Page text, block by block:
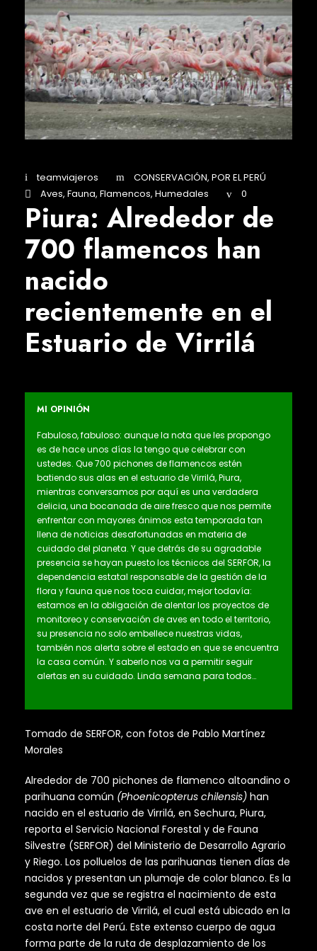
teamviajeros CONSERVACIÓN, POR EL PERÚ
Aves, Fauna, Flamencos, Humedales 0
Piura: Alrededor de
700 flamencos han
nacido
recientemente en el
Estuario de Virrilá
MI OPINIÓN
Fabuloso, fabuloso: aunque la nota que les propongo
es de hace unos días la tengo que celebrar con
ustedes. Que 700 pichones de flamencos estén
batiendo sus alas en el estuario de Virrilá, Piura,
mientras conversamos por aquí es una verdadera
delicia, una bocanada de aire fresco que nos permite
enfrentar con mayores ánimos esta temporada tan
llena de noticias desafortunadas en materia de
cuidado del planeta. Y que detrás de su agradable
presencia se hayan puesto los técnicos del SERFOR, la
dependencia estatal responsable de la gestión de la
flora y fauna que nos toca cuidar, mejor todavía:
estamos en la obligación de alentar los proyectos de
monitoreo y conservación de aves en todo el territorio,
su presencia no solo embellece nuestras vidas,
también nos alerta sobre el estado en que se encuentra
la casa común. Y saberlo nos va a permitir seguir
alertas en su cuidado. Linda semana para todos…
Tomado de SERFOR, con fotos de Pablo Martínez
Morales
Alrededor de 700 pichones de flamenco altoandino o
parihuana común (Phoenicopterus chilensis) han
nacido en el estuario de Virrilá, en Sechura, Piura,
reporta el Servicio Nacional Forestal y de Fauna
Silvestre (SERFOR) del Ministerio de Desarrollo Agrario
y Riego. Los polluelos de las parihuanas tienen días de
nacidos y presentan un plumaje de color blanco. Es la
segunda vez que se registra el nacimiento de esta
ave en el estuario de Virrilá, el cual está ubicado en la
costa norte del Perú. Este extenso cuerpo de agua
forma parte de la ruta de desplazamiento de los